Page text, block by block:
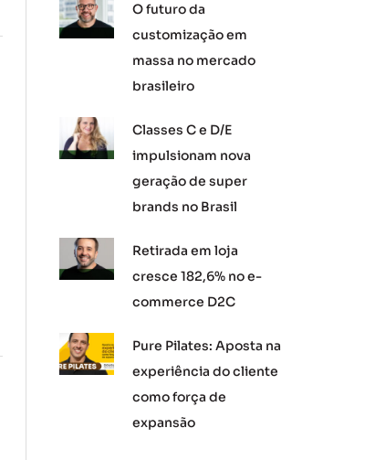
O futuro da
customização em
massa no mercado
brasileiro
Classes C e D/E
impulsionam nova
geração de super
brands no Brasil
Retirada em loja
cresce 182,6% no e-
commerce D2C
Pure Pilates: Aposta na
experiência do cliente
como força de
expansão